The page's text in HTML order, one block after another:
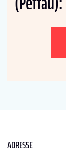
ADRESSE